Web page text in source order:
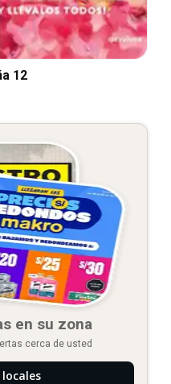
12
en su zona
cerca de usted